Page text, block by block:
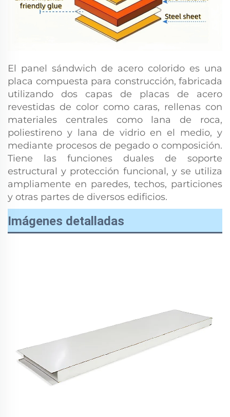
El panel sándwich de acero colorido es una
placa compuesta para construcción, fabricada
utilizando dos capas de placas de acero
revestidas de color como caras, rellenas con
materiales centrales como lana de roca,
poliestireno y lana de vidrio en el medio, y
mediante procesos de pegado o composición.
Tiene las funciones duales de soporte
estructural y protección funcional, y se utiliza
ampliamente en paredes, techos, particiones
y otras partes de diversos edificios.
Imágenes detalladas